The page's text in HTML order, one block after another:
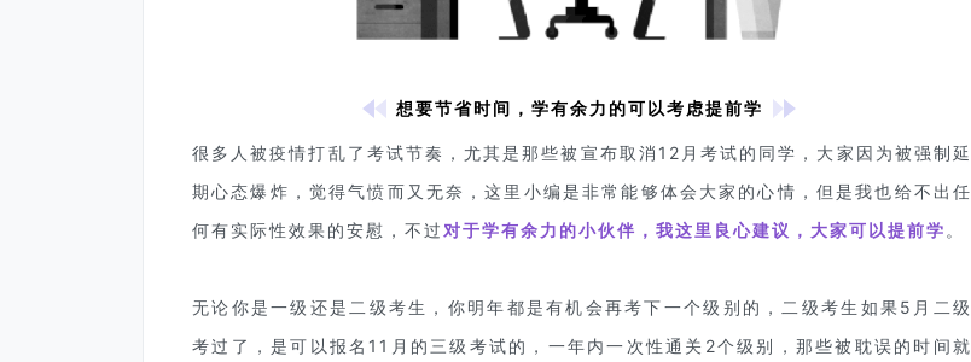
想要节省时间，学有余力的可以考虑提前学
很多人被疫情打乱了考试节奏，尤其是那些被宣布取消12月考试的同学，大家因为被强制延
期心态爆炸，觉得气愤而又无奈，这里小编是非常能够体会大家的心情，但是我也给不出任
何有实际性效果的安慰，不过 对于学有余力的小伙伴，我这里良心建议，大家可以提前学 。
无论你是一级还是二级考生，你明年都是有机会再考下一个级别的，二级考生如果5月二级
考过了，是可以报名11月的三级考试的，一年内一次性通关2个级别，那些被耽误的时间就